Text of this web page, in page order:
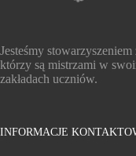
Jesteśmy
którzy są mistrzami w
zakładach uczniów.
INFORMACJE